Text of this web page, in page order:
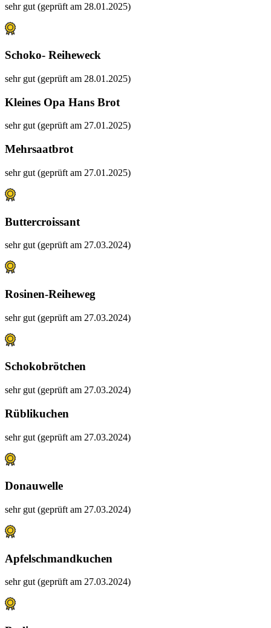
sehr gut (geprüft am 28.01.2025)
Schoko- Reiheweck
sehr gut (geprüft am 28.01.2025)
Kleines Opa Hans Brot
sehr gut (geprüft am 27.01.2025)
Mehrsaatbrot
sehr gut (geprüft am 27.01.2025)
Buttercroissant
sehr gut (geprüft am 27.03.2024)
Rosinen-Reiheweg
sehr gut (geprüft am 27.03.2024)
Schokobrötchen
sehr gut (geprüft am 27.03.2024)
Rüblikuchen
sehr gut (geprüft am 27.03.2024)
Donauwelle
sehr gut (geprüft am 27.03.2024)
Apfelschmandkuchen
sehr gut (geprüft am 27.03.2024)